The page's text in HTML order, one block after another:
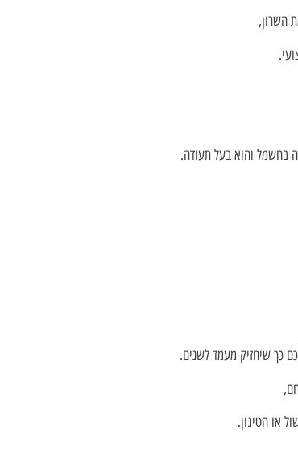
השרון,
בחשמל והוא בעל תעודה.
כך שיחזיק מעמד לשנים.
או הטיגון.